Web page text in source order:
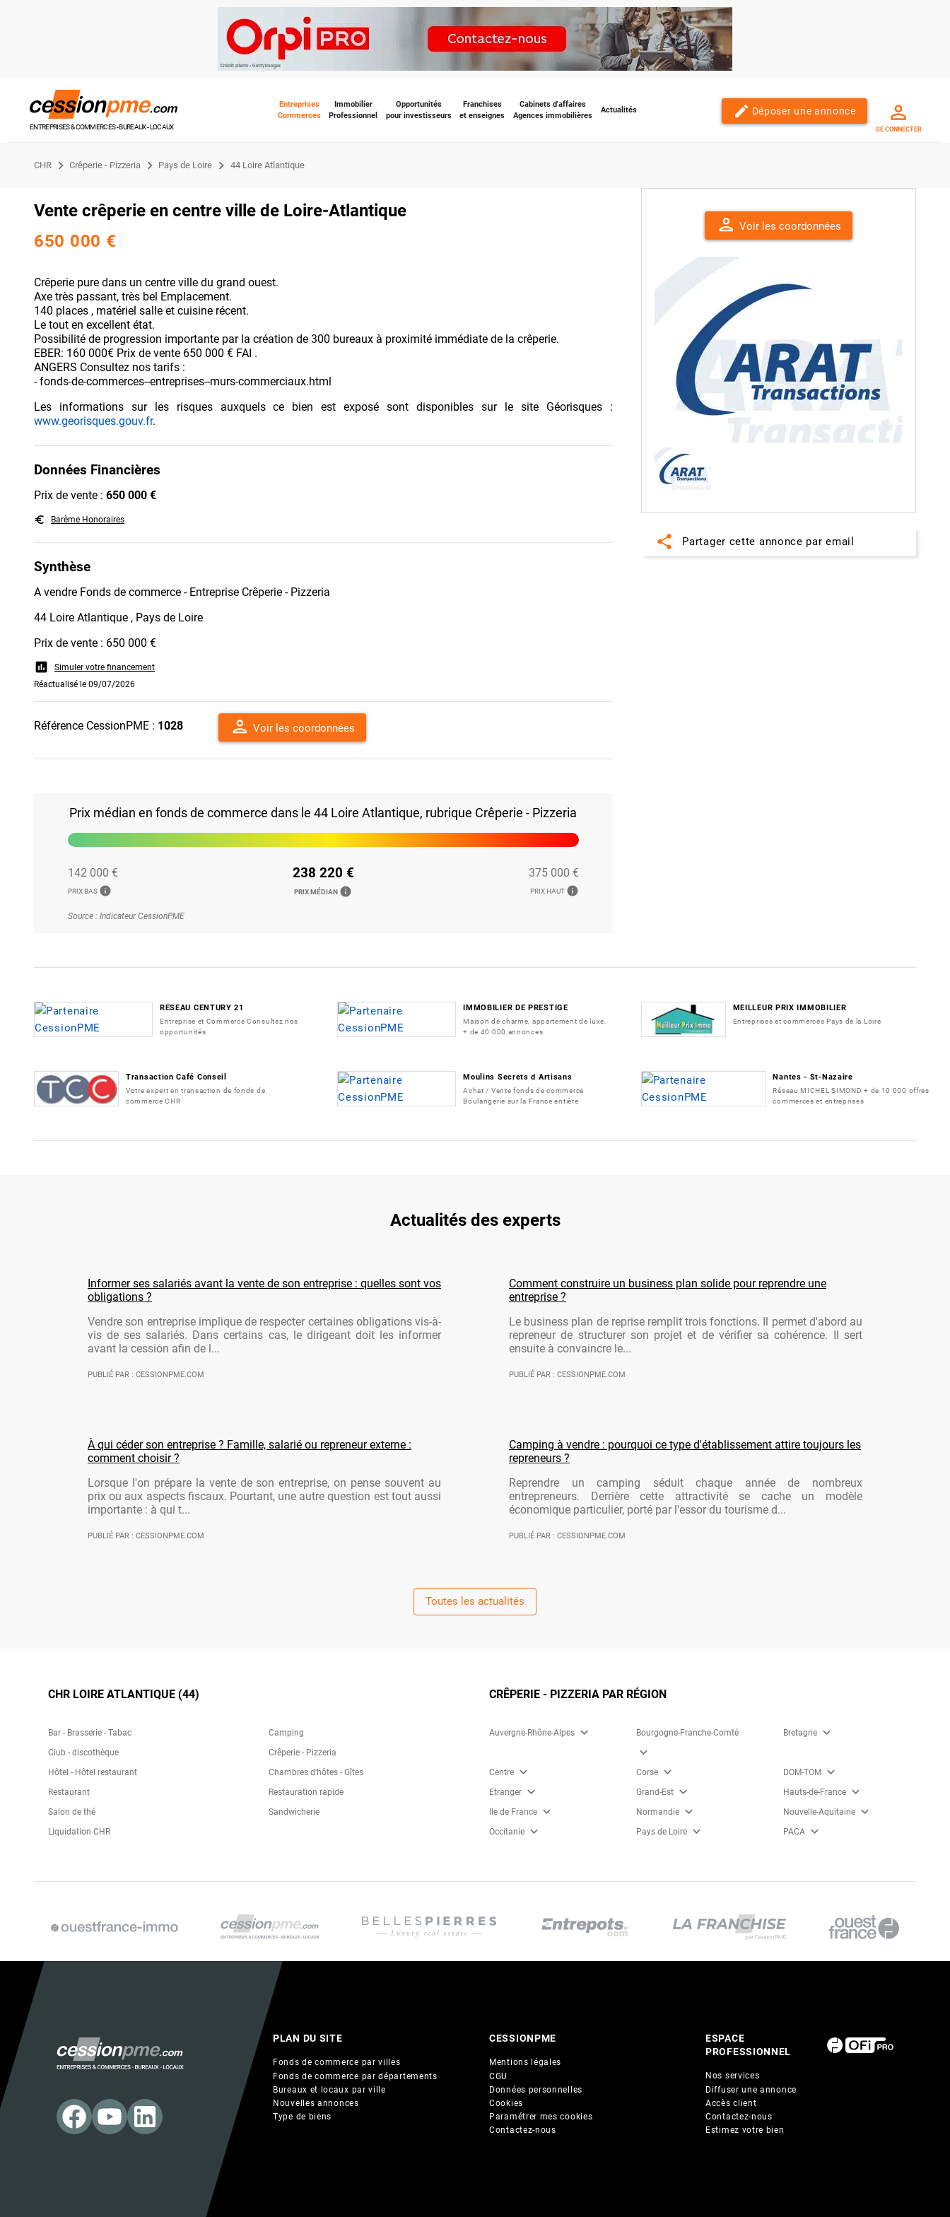
ENTREPRISES & COMMERCES - BUREAUX - LOCAUX
Entreprises
Commerces
Immobilier
Professionnel
Opportunités
pour investisseurs
Franchises
et enseignes
Cabinets d'affaires
Agences immobilières
Actualités edit Déposer une annonce
SE CONNECTER
CHR Crêperie - Pizzeria Pays de Loire 44 Loire Atlantique
Vente crêperie en centre ville de Loire-Atlantique
650 000 €
Crêperie pure dans un centre ville du grand ouest.
Axe très passant, très bel Emplacement.
140 places , matériel salle et cuisine récent.
Le tout en excellent état.
Possibilité de progression importante par la création de 300 bureaux à proximité immédiate de la crêperie.
EBER: 160 000€ Prix de vente 650 000 € FAI .
ANGERS Consultez nos tarifs :
- fonds-de-commerces--entreprises--murs-commerciaux.html
Les informations sur les risques auxquels ce bien est exposé sont disponibles sur le site Géorisques :
www.georisques.gouv.fr.
Données Financières
Prix de vente : 650 000 €
euro_symbol Barème Honoraires
Synthèse
A vendre Fonds de commerce - Entreprise Crêperie - Pizzeria
44 Loire Atlantique , Pays de Loire
Prix de vente : 650 000 €
assessment
Simuler votre financement
Réactualisé le 09/07/2026
Référence CessionPME : 1028 person Voir les coordonnées
Prix médian en fonds de commerce dans le 44 Loire Atlantique, rubrique Crêperie - Pizzeria
142 000 €
PRIX BAS info
238 220 €
PRIX MÉDIAN info
375 000 €
PRIX HAUT info
Source : Indicateur CessionPME
person Voir les coordonnées
share Partager cette annonce par email
RESEAU CENTURY 21
Entreprise et Commerce Consultez nos
opportunités
IMMOBILIER DE PRESTIGE
Maison de charme, appartement de luxe,
+ de 40 000 annonces
MEILLEUR PRIX IMMOBILIER
Entreprises et commerces Pays de la Loire
Transaction Café Conseil
Votre expert en transaction de fonds de
commerce CHR
Moulins Secrets d Artisans
Achat / Vente fonds de commerce
Boulangerie sur la France entière
Nantes - St-Nazaire
Réseau MICHEL SIMOND + de 10 000 offres
commerces et entreprises
Actualités des experts
Informer ses salariés avant la vente de son entreprise : quelles sont vos
obligations ?
Vendre son entreprise implique de respecter certaines obligations vis-à-
vis de ses salariés. Dans certains cas, le dirigeant doit les informer
avant la cession afin de l...
PUBLIÉ PAR : CESSIONPME.COM
Comment construire un business plan solide pour reprendre une
entreprise ?
Le business plan de reprise remplit trois fonctions. Il permet d'abord au
repreneur de structurer son projet et de vérifier sa cohérence. Il sert
ensuite à convaincre le...
PUBLIÉ PAR : CESSIONPME.COM
À qui céder son entreprise ? Famille, salarié ou repreneur externe :
comment choisir ?
Lorsque l'on prépare la vente de son entreprise, on pense souvent au
prix ou aux aspects fiscaux. Pourtant, une autre question est tout aussi
importante : à qui t...
PUBLIÉ PAR : CESSIONPME.COM
Camping à vendre : pourquoi ce type d'établissement attire toujours les
repreneurs ?
Reprendre un camping séduit chaque année de nombreux
entrepreneurs. Derrière cette attractivité se cache un modèle
économique particulier, porté par l'essor du tourisme d...
PUBLIÉ PAR : CESSIONPME.COM
Toutes les actualités
CHR LOIRE ATLANTIQUE (44)
Bar - Brasserie - Tabac
Camping
Club - discothèque
Crêperie - Pizzeria
Hôtel - Hôtel restaurant
Chambres d'hôtes - Gîtes
Restaurant
Restauration rapide
Salon de thé
Sandwicherie
Liquidation CHR
CRÊPERIE - PIZZERIA PAR RÉGION
Auvergne-Rhône-Alpes expand_more Bourgogne-Franche-Comté
expand_more
Bretagne expand_more
Centre expand_more Corse expand_more DOM-TOM expand_more
Etranger expand_more Grand-Est expand_more Hauts-de-France expand_more
Ile de France expand_more Normandie expand_more Nouvelle-Aquitaine expand_more
Occitanie expand_more Pays de Loire expand_more PACA expand_more
PLAN DU SITE
Fonds de commerce par villes
Fonds de commerce par départements
Bureaux et locaux par ville
Nouvelles annonces
Type de biens
CESSIONPME
Mentions légales
CGU
Données personnelles
Cookies
Paramétrer mes cookies
Contactez-nous
ESPACE
PROFESSIONNEL
Nos services
Diffuser une annonce
Accès client
Contactez-nous
Estimez votre bien